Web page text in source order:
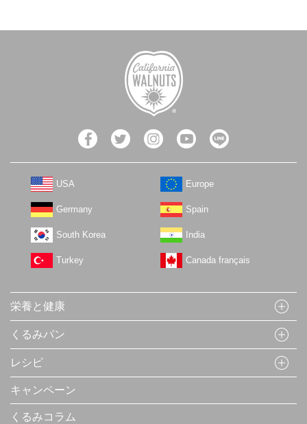
USA Europe
Germany Spain
South Korea India
Turkey Canada français
栄養と健康
くるみパン
レシピ
キャンペーン
くるみコラム